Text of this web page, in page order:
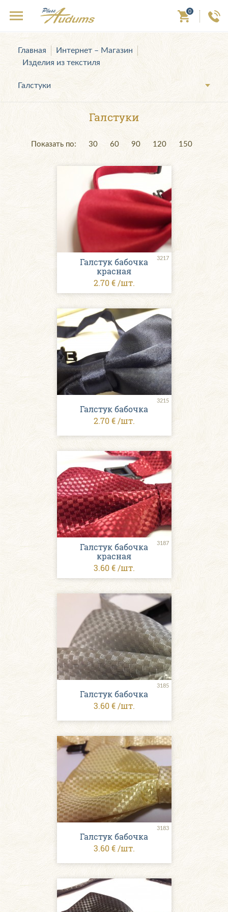
0
Главная
Интернет – Магазин
Изделия из текстиля
Галстуки
Галстуки
Показать по: 30 60 90 120 150
3217
Галстук бабочка
красная
2.70 € /шт.
3215
Галстук бабочка
2.70 € /шт.
3187
Галстук бабочка
красная
3.60 € /шт.
3185
Галстук бабочка
3.60 € /шт.
3183
Галстук бабочка
3.60 € /шт.